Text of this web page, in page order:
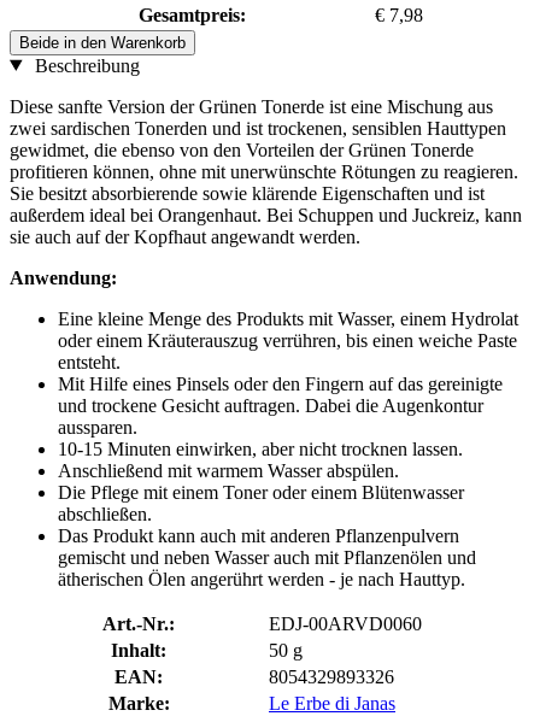
Gesamtpreis:
€ 7,98
Beide in den Warenkorb
Beschreibung
Diese sanfte Version der Grünen Tonerde ist eine Mischung aus
zwei sardischen Tonerden und ist trockenen, sensiblen Hauttypen
gewidmet, die ebenso von den Vorteilen der Grünen Tonerde
profitieren können, ohne mit unerwünschte Rötungen zu reagieren.
Sie besitzt absorbierende sowie klärende Eigenschaften und ist
außerdem ideal bei Orangenhaut. Bei Schuppen und Juckreiz, kann
sie auch auf der Kopfhaut angewandt werden.
Anwendung:
Eine kleine Menge des Produkts mit Wasser, einem Hydrolat
oder einem Kräuterauszug verrühren, bis einen weiche Paste
entsteht.
Mit Hilfe eines Pinsels oder den Fingern auf das gereinigte
und trockene Gesicht auftragen. Dabei die Augenkontur
aussparen.
10-15 Minuten einwirken, aber nicht trocknen lassen.
Anschließend mit warmem Wasser abspülen.
Die Pflege mit einem Toner oder einem Blütenwasser
abschließen.
Das Produkt kann auch mit anderen Pflanzenpulvern
gemischt und neben Wasser auch mit Pflanzenölen und
ätherischen Ölen angerührt werden - je nach Hauttyp.
Art.-Nr.:
EDJ-00ARVD0060
Inhalt:
50 g
EAN:
8054329893326
Marke:
Le Erbe di Janas